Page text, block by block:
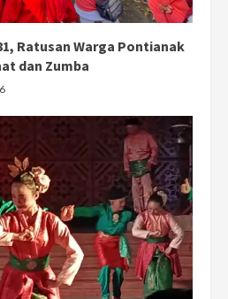
Ratusan Warga Pontianak
dan Zumba